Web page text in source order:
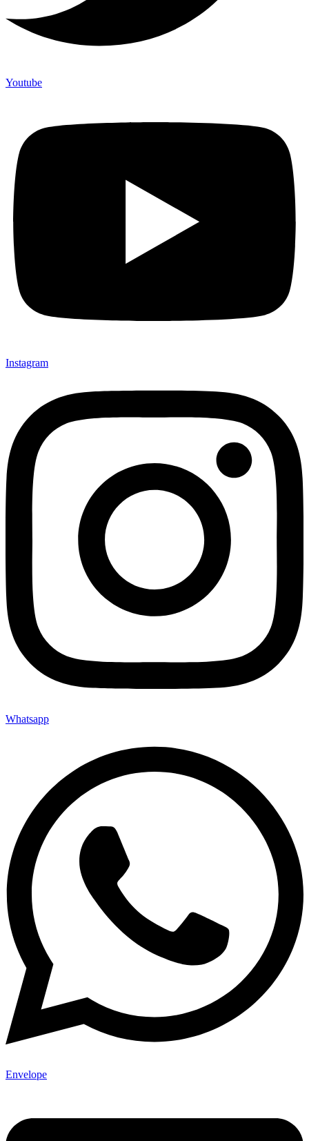
Youtube
Instagram
Whatsapp
Envelope